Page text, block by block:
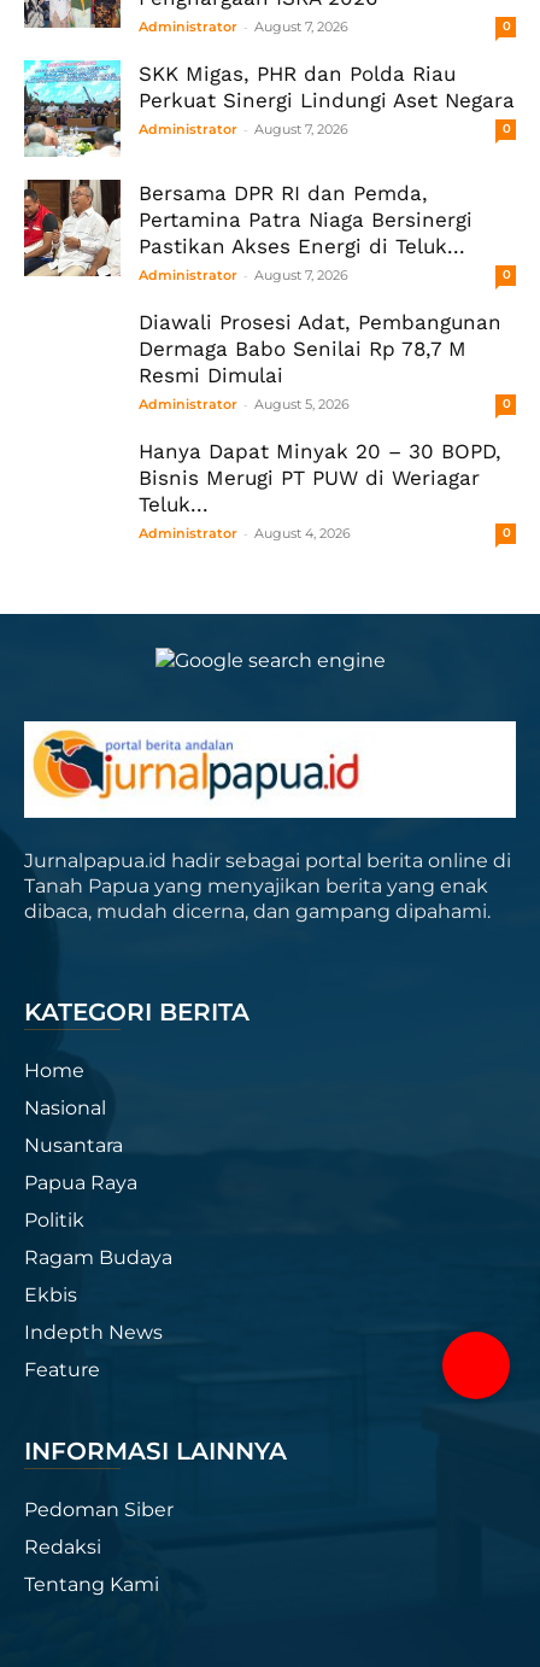
Administrator - August 7, 2026 0
SKK Migas, PHR dan Polda Riau
Perkuat Sinergi Lindungi Aset Negara
Administrator - August 7, 2026 0
Bersama DPR RI dan Pemda,
Pertamina Patra Niaga Bersinergi
Pastikan Akses Energi di Teluk...
Administrator - August 7, 2026 0
Diawali Prosesi Adat, Pembangunan
Dermaga Babo Senilai Rp 78,7 M
Resmi Dimulai
Administrator - August 5, 2026 0
Hanya Dapat Minyak 20 – 30 BOPD,
Bisnis Merugi PT PUW di Weriagar
Teluk...
Administrator - August 4, 2026 0
Jurnalpapua.id hadir sebagai portal berita online di
Tanah Papua yang menyajikan berita yang enak
dibaca, mudah dicerna, dan gampang dipahami.
KATEGORI BERITA
Home
Nasional
Nusantara
Papua Raya
Politik
Ragam Budaya
Ekbis
Indepth News
Feature
INFORMASI LAINNYA
Pedoman Siber
Redaksi
Tentang Kami